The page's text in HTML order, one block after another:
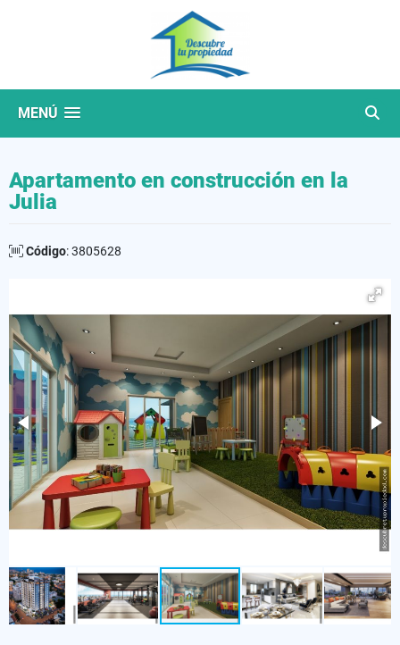
MENÚ
Apartamento en construcción en la
Julia
Código: 3805628